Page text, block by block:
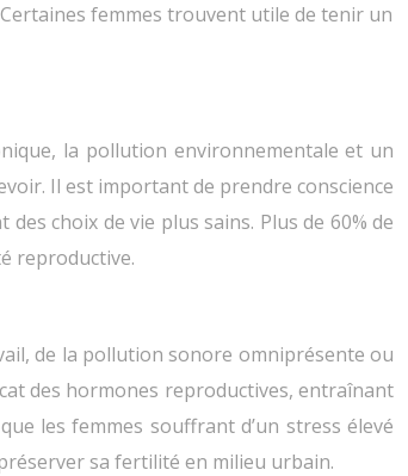
femmes trouvent utile de tenir un
la pollution environnementale et un
Il est important de prendre conscience
choix de vie plus sains. Plus de 60% de
reproductive.
de la pollution sonore omniprésente ou
des hormones reproductives, entraînant
les femmes souffrant d’un stress élevé
sa fertilité en milieu urbain.